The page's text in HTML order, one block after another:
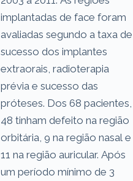
implantadas de face foram
avaliadas segundo a taxa de
sucesso dos implantes
extraorais, radioterapia
prévia e sucesso das
próteses. Dos 68 pacientes,
48 tinham defeito na região
orbitária, 9 na região nasal e
11 na região auricular. Após
um período mínimo de 3